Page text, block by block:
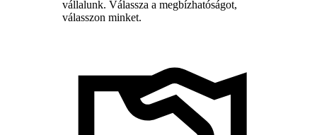
vállalunk. Válassza a megbízhatóságot,
válasszon minket.